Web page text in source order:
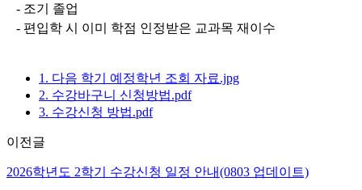
- 조기 졸업
- 편입학 시 이미 학점 인정받은 교과목 재이수
1. 다음 학기 예정학년 조회 자료.jpg
2. 수강바구니 신청방법.pdf
3. 수강신청 방법.pdf
이전글
2026학년도 2학기 수강신청 일정 안내(0803 업데이트)